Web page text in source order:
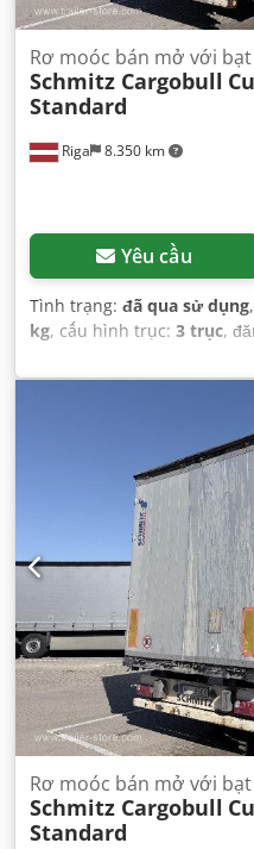
Riga 8.350 km
Rơ moóc bán mở với
Schmitz Cargobull
Standard
Yêu cầu
Tình trạng: đã qua sử dụng
kg, cấu hình trục: 3 trục,
,
Rơ moóc bán mở với
Schmitz Cargobull
Standard